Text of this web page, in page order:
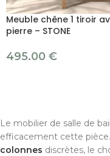
Meuble chêne 1 tiroir
pierre – STONE
495.00 €
Le mobilier de salle de
efficacement cette
colonnes discrètes, le